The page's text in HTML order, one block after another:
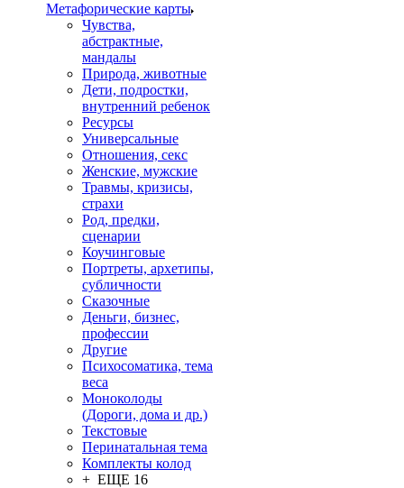
Mетафорические карты
Чувства,
абстрактные,
мандалы
Природа, животные
Дети, подростки,
внутренний ребенок
Ресурсы
Универсальные
Отношения, секс
Женские, мужские
Травмы, кризисы,
страхи
Род, предки,
сценарии
Коучинговые
Портреты, архетипы,
субличности
Сказочные
Деньги, бизнес,
профессии
Другие
Психосоматика, тема
веса
Моноколоды
(Дороги, дома и др.)
Текстовые
Перинатальная тема
Комплекты колод
+ ЕЩЕ 16